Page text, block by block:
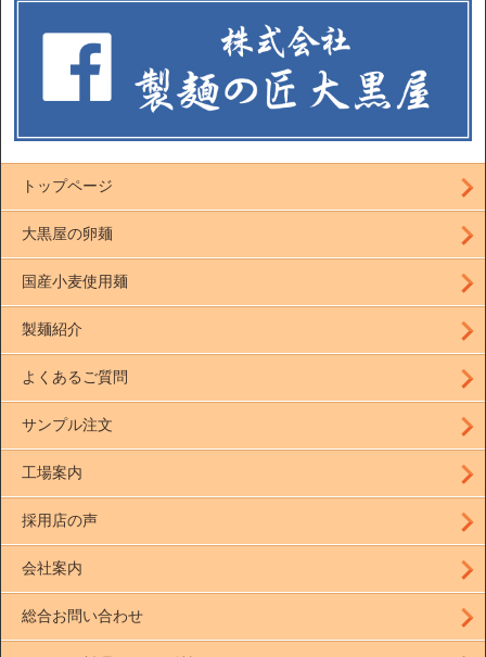
トップページ
大黒屋の卵麺
国産小麦使用麺
製麺紹介
よくあるご質問
サンプル注文
工場案内
採用店の声
会社案内
総合お問い合わせ